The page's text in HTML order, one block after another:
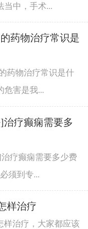
当中，手术...
药物治疗常识是
药物治疗常识是什
危害是我...
疗癫痫需要多
疗癫痫需要多少费
须到专...
样治疗
样治疗，大家都应该